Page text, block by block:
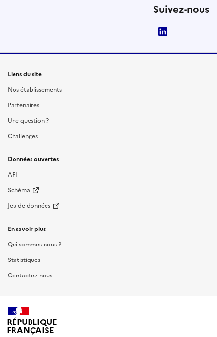
Suivez-nous
Liens du site
Nos établissements
Partenaires
Une question ?
Challenges
Données ouvertes
API
Schéma
Jeu de données
En savoir plus
Qui sommes-nous ?
Statistiques
Contactez-nous
RÉPUBLIQUE
FRANÇAISE